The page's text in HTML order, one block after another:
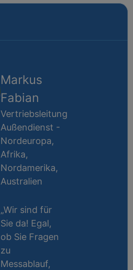
Markus
Fabian
Vertriebsleitung
Außendienst -
Nordeuropa,
Afrika,
Nordamerika,
Australien
„Wir sind für
Sie da! Egal,
ob Sie Fragen
zu
Messablauf,